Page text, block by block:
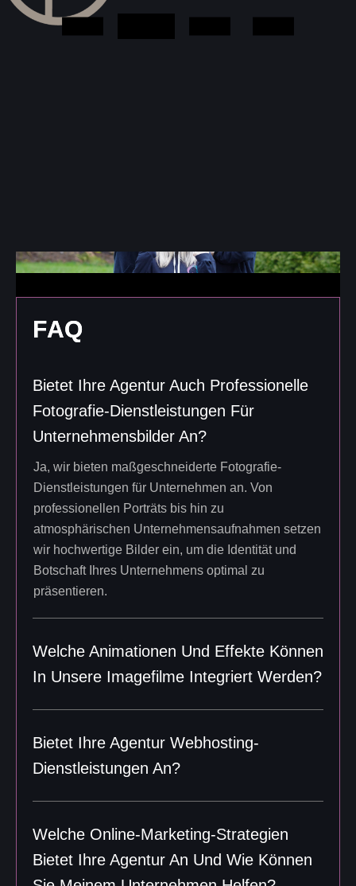
FAQ
Bietet Ihre Agentur Auch Professionelle
Fotografie-Dienstleistungen Für
Unternehmensbilder An?
Ja, wir bieten maßgeschneiderte Fotografie-
Dienstleistungen für Unternehmen an. Von
professionellen Porträts bis hin zu
atmosphärischen Unternehmensaufnahmen setzen
wir hochwertige Bilder ein, um die Identität und
Botschaft Ihres Unternehmens optimal zu
präsentieren.
Welche Animationen Und Effekte Können
In Unsere Imagefilme Integriert Werden?
Bietet Ihre Agentur Webhosting-
Dienstleistungen An?
Welche Online-Marketing-Strategien
Bietet Ihre Agentur An Und Wie Können